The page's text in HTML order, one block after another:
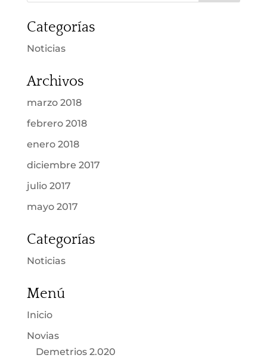
Categorías
Noticias
Archivos
marzo 2018
febrero 2018
enero 2018
diciembre 2017
julio 2017
mayo 2017
Categorías
Noticias
Menú
Inicio
Novias
Demetrios 2.020